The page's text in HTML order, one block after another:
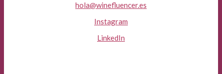
hola@winefluencer.es
Instagram
LinkedIn